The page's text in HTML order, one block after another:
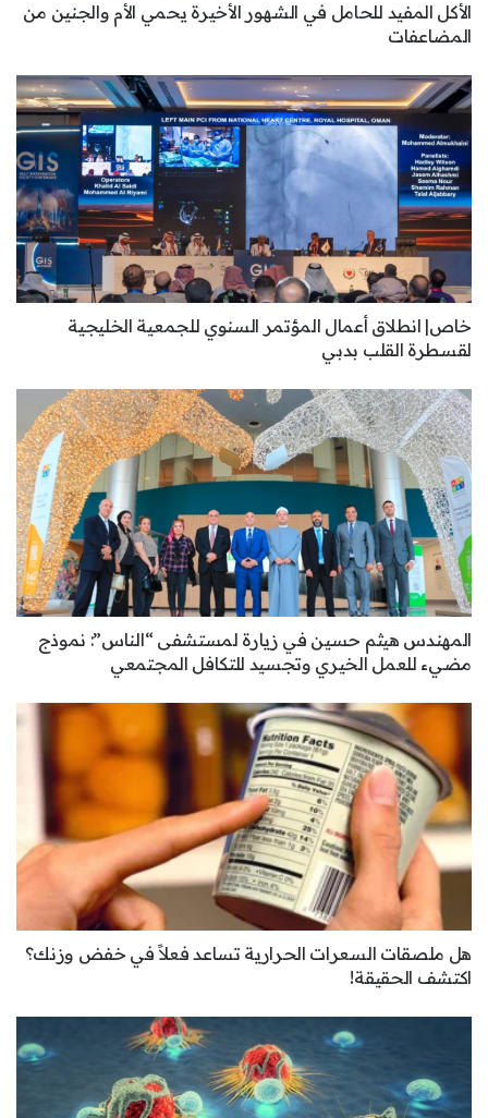
الأكل المفيد للحامل في الشهور الأخيرة يحمي الأم والجنين من
المضاعفات
خاص| انطلاق أعمال المؤتمر السنوي للجمعية الخليجية
لقسطرة القلب بدبي
المهندس هيثم حسين في زيارة لمستشفى “الناس”: نموذج
مضيء للعمل الخيري وتجسيد للتكافل المجتمعي
هل ملصقات السعرات الحرارية تساعد فعلاً في خفض وزنك؟
اكتشف الحقيقة!